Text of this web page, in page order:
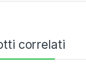
correlati